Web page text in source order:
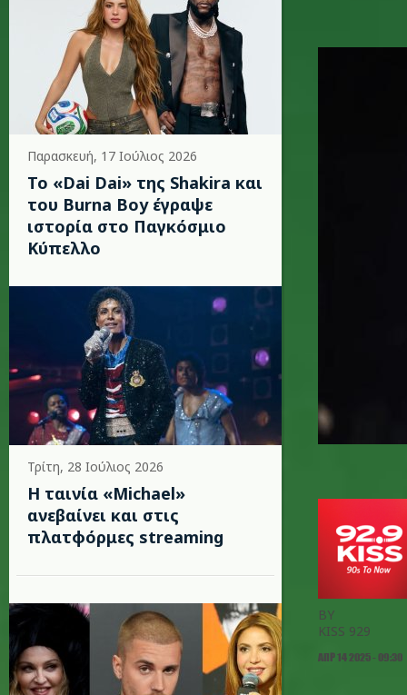
Παρασκευή, 17 Ιούλιος 2026
To «Dai Dai» της Shakira και
του Burna Boy έγραψε
ιστορία στο Παγκόσμιο
Κύπελλο
Τρίτη, 28 Ιούλιος 2026
Η ταινία «Michael»
ανεβαίνει και στις
πλατφόρμες streaming
BY
KISS 929
ΑΠΡ 14 2025 - 09:30